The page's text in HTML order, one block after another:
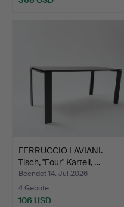
FERRUCCIO LAVIANI.
Tisch, "Four" Kartell, …
Beendet 14. Jul 2026
4 Gebote
106 USD